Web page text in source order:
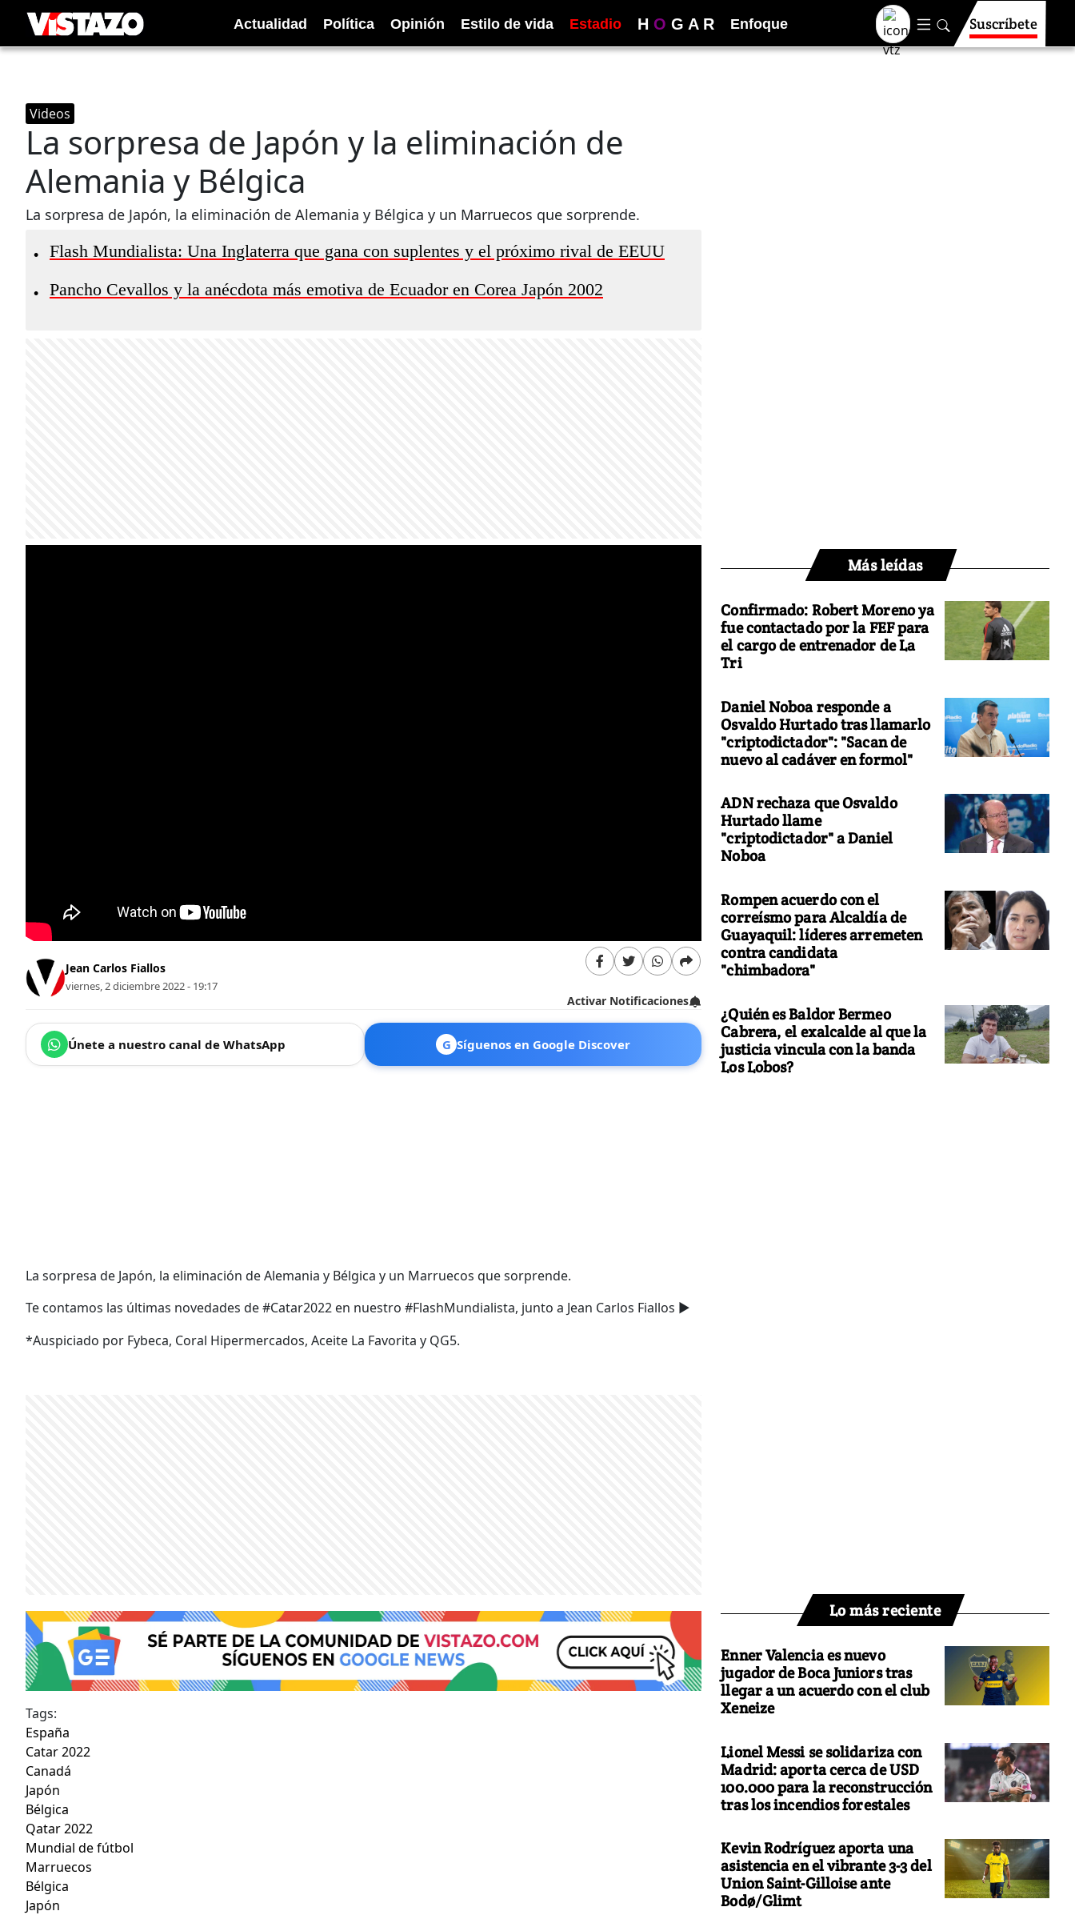
Actualidad Política Opinión Estilo de vida Estadio H O G A R Enfoque Suscríbete
Videos
La sorpresa de Japón y la eliminación de
Alemania y Bélgica
La sorpresa de Japón, la eliminación de Alemania y Bélgica y un Marruecos que sorprende.
• Flash Mundialista: Una Inglaterra que gana con suplentes y el próximo rival de EEUU
• Pancho Cevallos y la anécdota más emotiva de Ecuador en Corea Japón 2002
Jean Carlos Fiallos
viernes, 2 diciembre 2022 - 19:17
Activar Notificaciones
Únete a nuestro canal de WhatsApp G Síguenos en Google Discover
La sorpresa de Japón, la eliminación de Alemania y Bélgica y un Marruecos que sorprende.
Te contamos las últimas novedades de #Catar2022 en nuestro #FlashMundialista, junto a Jean Carlos Fiallos ▶️
*Auspiciado por Fybeca, Coral Hipermercados, Aceite La Favorita y QG5.
Tags:
España
Catar 2022
Canadá
Japón
Bélgica
Qatar 2022
Mundial de fútbol
Marruecos
Bélgica
Japón
Más leídas
Confirmado: Robert Moreno ya
fue contactado por la FEF para
el cargo de entrenador de La
Tri
Daniel Noboa responde a
Osvaldo Hurtado tras llamarlo
"criptodictador": "Sacan de
nuevo al cadáver en formol"
ADN rechaza que Osvaldo
Hurtado llame
"criptodictador" a Daniel
Noboa
Rompen acuerdo con el
correísmo para Alcaldía de
Guayaquil: líderes arremeten
contra candidata
"chimbadora"
¿Quién es Baldor Bermeo
Cabrera, el exalcalde al que la
justicia vincula con la banda
Los Lobos?
Lo más reciente
Enner Valencia es nuevo
jugador de Boca Juniors tras
llegar a un acuerdo con el club
Xeneize
Lionel Messi se solidariza con
Madrid: aporta cerca de USD
100.000 para la reconstrucción
tras los incendios forestales
Kevin Rodríguez aporta una
asistencia en el vibrante 3-3 del
Union Saint-Gilloise ante
Bodø/Glimt